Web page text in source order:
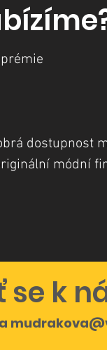
dostupnost
módní
se k